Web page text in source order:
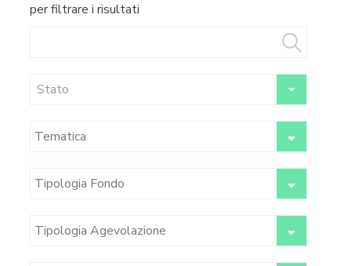
per filtrare i risultati
Stato